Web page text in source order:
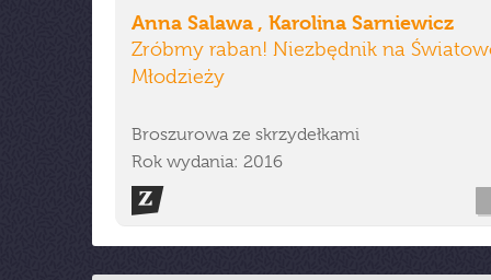
Anna Salawa , Karolina Sarniewicz
Zróbmy raban! Niezbędnik na
Młodzieży
Broszurowa ze skrzydełkami
Rok wydania: 2016